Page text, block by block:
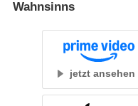
Wahnsinns
jetzt ansehen